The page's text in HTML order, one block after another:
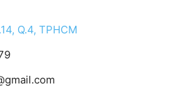
Q.4, TPHCM